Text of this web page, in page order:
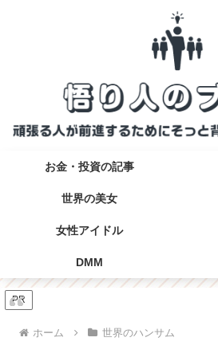
お金・投資の記事
世界の美女
女性アイドル
DMM
PR
ホーム 世界のハンサム